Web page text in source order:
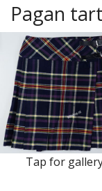
Eten en Drinken
Kilt - Kleding
Highland Titles
Verhuur
AFGEPRIJST -
Pagan
Tap for